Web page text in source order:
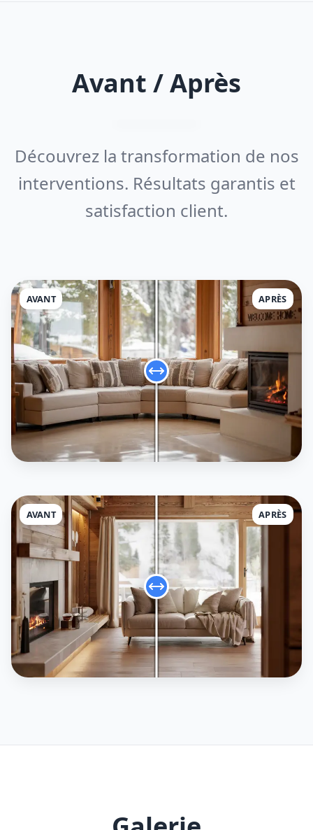
Avant / Après
Découvrez la transformation de nos
interventions. Résultats garantis et
satisfaction client.
AVANT APRÈS
AVANT APRÈS